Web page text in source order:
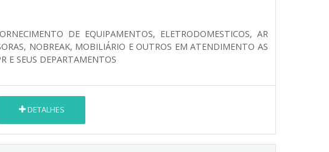
DE EQUIPAMENTOS, ELETRODOMESTICOS, AR
NOBREAK, MOBILIÁRIO E OUTROS EM ATENDIMENTO AS
E SEUS DEPARTAMENTOS
DETALHES